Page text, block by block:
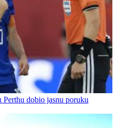
dobio jasnu poruku